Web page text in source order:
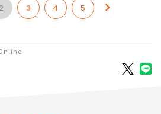
2 3 4 5